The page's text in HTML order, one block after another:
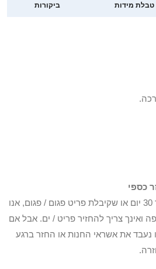
טבלת מידות ביקורות
הפריטים שלך לא קיבלו תוך 30 יום או שקיבלת פריט פגום / פגום, אנו
ואינך צריך להחזיר פריט / ים. אבל אם
נעבד את אשראי החנות או החזר ברגע